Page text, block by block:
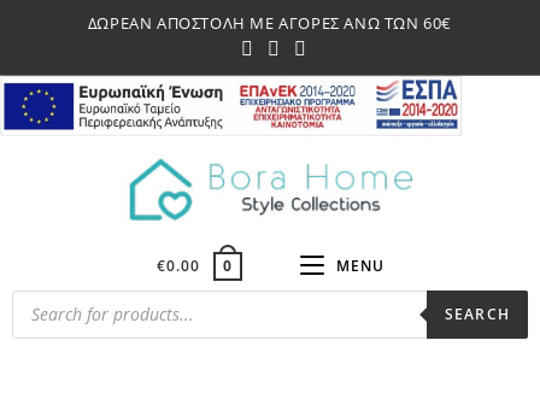
ΔΩΡΕΑΝ ΑΠΟΣΤΟΛΗ ΜΕ ΑΓΟΡΕΣ ΑΝΩ ΤΩΝ 60€
€0.00 0 MENU
Products
search
SEARCH